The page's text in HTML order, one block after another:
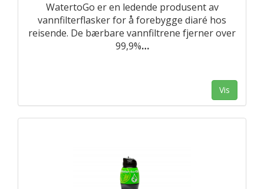
WatertoGo er en ledende produsent av
vannfilterflasker for å forebygge diaré hos
reisende. De bærbare vannfiltrene fjerner over
99,9%…
Vis